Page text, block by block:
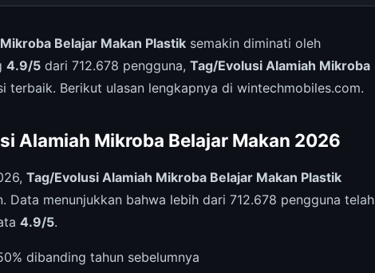
Belajar Makan Plastik semakin diminati oleh
4.9/5 dari 712.678 pengguna, Tag/Evolusi Alamiah Mikroba
terbaik. Berikut ulasan lengkapnya di wintechmobiles.com.
Alamiah Mikroba Belajar Makan 2026
Tag/Evolusi Alamiah Mikroba Belajar Makan Plastik
Data menunjukkan bahwa lebih dari 712.678 pengguna telah
4.9/5.
dibanding tahun sebelumnya